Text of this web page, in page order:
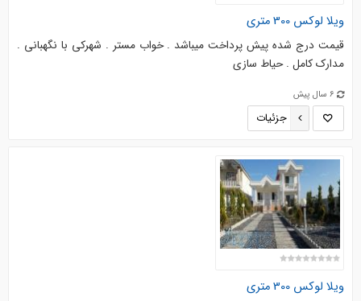
ویلا لوکس 300 متری
قیمت درج شده پیش پرداخت میباشد . خواب مستر . شهرکی با نگهبانی .
مدارک کامل . حیاط سازی
6 سال پیش
جزئیات
ویلا لوکس 300 متری